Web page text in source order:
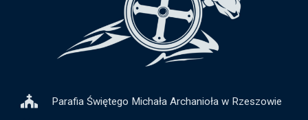
Parafia Świętego Michała Archanioła w Rzeszowie